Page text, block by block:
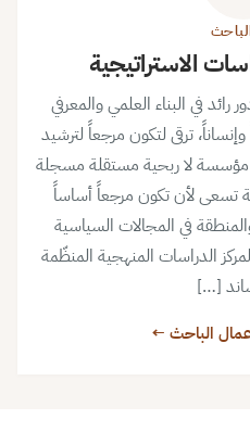
الاستراتيجية
في البناء العلمي والمعرفي
ترقى لتكون مرجعاً لترشيد
مؤسسة لا ربحية مستقلة مسجلة
تسعى لأن تكون مرجعاً أساساً
في المجالات السياسية
الدراسات المنهجية المنظّمة
[…]
الباحث ←